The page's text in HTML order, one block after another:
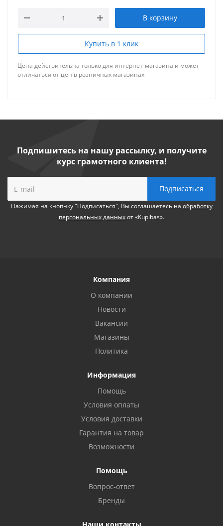
В корзину
Купить в 1 клик
Цена действительна только для интернет-магазина и может
отличаться от цен в розничных магазинах
Подпишитесь на нашу рассылку, и получите
курс грамотного клиента!
Нажимая на кнопнку "Подписаться", Вы соглашаетесь на обработку
персональных данныхот «Kupibas».
Компания
О компании
Новости
Вакансии
Магазины
Политика
Информация
Помощь
Условия оплаты
Условия доставки
Гарантия на товар
Возможности
Помощь
Вопрос-ответ
Бренды